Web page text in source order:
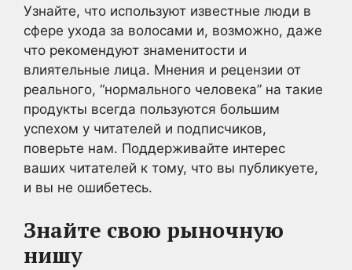
Узнайте, что используют известные люди в
сфере ухода за волосами и, возможно, даже
что рекомендуют знаменитости и
влиятельные лица. Мнения и рецензии от
реального, “нормального человека” на такие
продукты всегда пользуются большим
успехом у читателей и подписчиков,
поверьте нам. Поддерживайте интерес
ваших читателей к тому, что вы публикуете,
и вы не ошибетесь.
Знайте свою рыночную
нишу